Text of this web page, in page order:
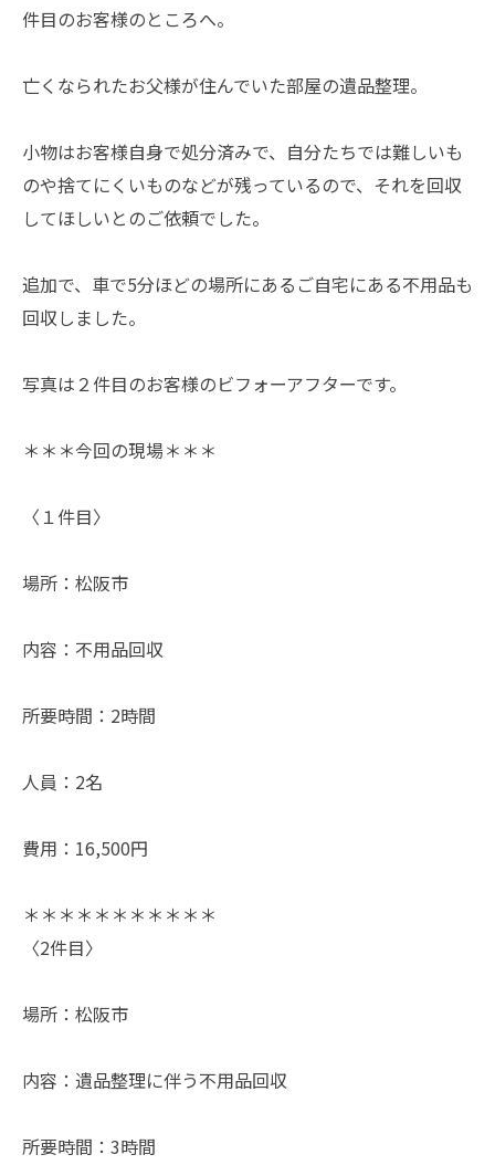
件目のお客様のところへ。
亡くなられたお父様が住んでいた部屋の遺品整理。
小物はお客様自身で処分済みで、自分たちでは難しいも
のや捨てにくいものなどが残っているので、それを回収
してほしいとのご依頼でした。
追加で、車で5分ほどの場所にあるご自宅にある不用品も
回収しました。
写真は２件目のお客様のビフォーアフターです。
＊＊＊今回の現場＊＊＊
〈１件目〉
場所：松阪市
内容：不用品回収
所要時間：2時間
人員：2名
費用：16,500円
＊＊＊＊＊＊＊＊＊＊＊
〈2件目〉
場所：松阪市
内容：遺品整理に伴う不用品回収
所要時間：3時間